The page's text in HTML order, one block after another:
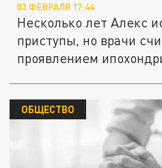
03 ФЕВРАЛЯ 17:44
Несколько лет Алекс
приступы, но врачи
проявлением
ОБЩЕСТВО